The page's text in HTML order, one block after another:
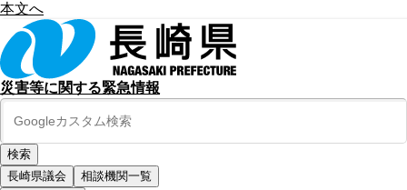
本文へ
災害等に関する緊急情報
長崎県議会
相談機関一覧